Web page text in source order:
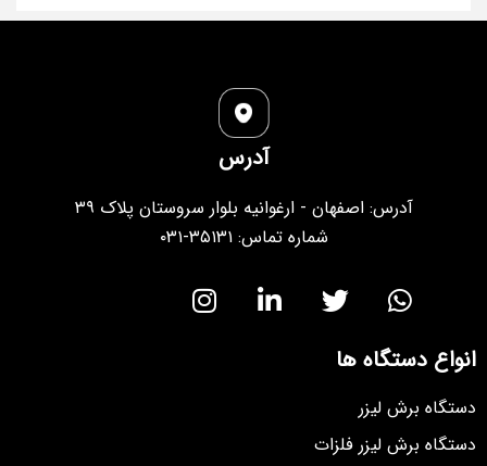
آدرس
آدرس: اصفهان - ارغوانیه بلوار سروستان پلاک ۳۹
شماره تماس: ۳۵۱۳۱-۰۳۱
انواع دستگاه ها
دستگاه برش لیزر
دستگاه برش لیزر فلزات